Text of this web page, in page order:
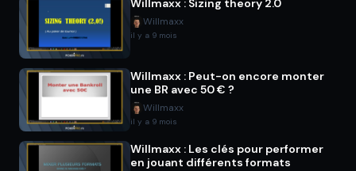
Willmaxx : Sizing theory 2.0
Willmaxx
il y a 9 mois
Willmaxx : Peut-on encore monter
une BR avec 50 € ?
Willmaxx
il y a 9 mois
Willmaxx : Les clés pour performer
en jouant différents formats